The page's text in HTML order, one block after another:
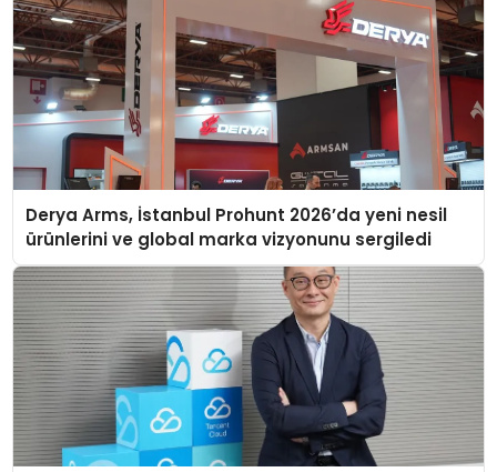
Derya Arms, İstanbul Prohunt 2026’da yeni nesil
ürünlerini ve global marka vizyonunu sergiledi